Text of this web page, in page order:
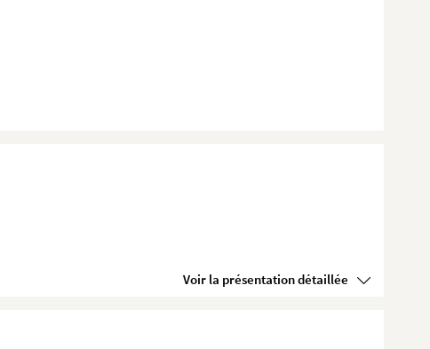
Voir la présentation détaillée